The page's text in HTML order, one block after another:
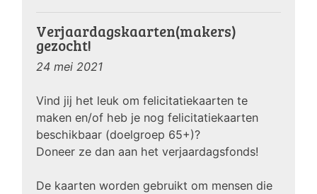
Verjaardagskaarten(makers)
gezocht!
24 mei 2021
Vind jij het leuk om felicitatiekaarten te
maken en/of heb je nog felicitatiekaarten
beschikbaar (doelgroep 65+)?
Doneer ze dan aan het verjaardagsfonds!
De kaarten worden gebruikt om mensen die